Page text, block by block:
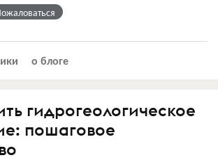
о блоге
гидрогеологическое
пошаговое